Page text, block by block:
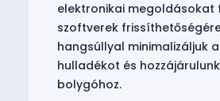
elektronikai megoldásokat
szoftverek
hangsúllyal minimalizáljuk
hulladékot és
bolygóhoz.